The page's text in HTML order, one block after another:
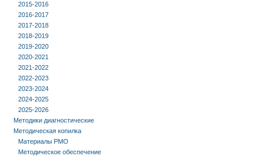
2015-2016
2016-2017
2017-2018
2018-2019
2019-2020
2020-2021
2021-2022
2022-2023
2023-2024
2024-2025
2025-2026
Методики диагностические
Методическая копилка
Материалы РМО
Методическое обеспечение